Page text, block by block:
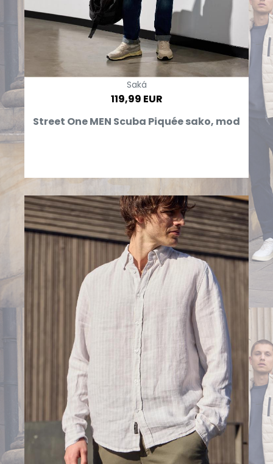
Saká
119,99 EUR
Street One MEN Scuba Piquée sako, mod